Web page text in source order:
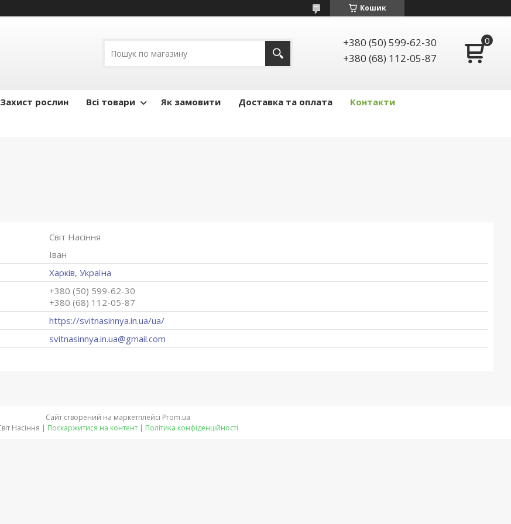
Кошик
+380 (50) 599-62-30
+380 (68) 112-05-87
Захист рослин Всі товари Як замовити Доставка та оплата
Контакти
Світ Насіння
Іван
Харків, Україна
+380 (50) 599-62-30
+380 (68) 112-05-87
https://svitnasinnya.in.ua/ua/
svitnasinnya.in.ua@gmail.com
Сайт створений на маркетплейсі Prom.ua
Світ Насіння | Поскаржитися на контент | Політика конфіденційності